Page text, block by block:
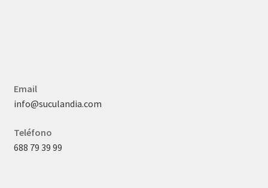
Email
info@suculandia.com
Teléfono
688 79 39 99